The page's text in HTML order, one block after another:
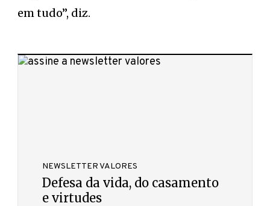
em tudo”, diz.
NEWSLETTER VALORES
Defesa da vida, do casamento
e virtudes